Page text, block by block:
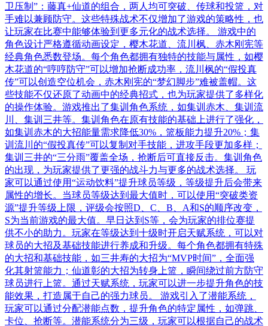
卫压制”：藤真+仙道的组合，两人均可突破、传球和投篮，对
手难以兼顾防守。这些特殊战术不仅增加了游戏的策略性，也
让玩家在比赛中能够体验到更多元化的战术选择。 游戏中的
角色设计严格遵循动画设定，樱木花道、流川枫、赤木刚宪等
经典角色悉数登场。每个角色都拥有独特的技能与属性，如樱
木花道的“哼哼防守”可以增加抢断成功率，流川枫的“假投真
传”可以创造空位机会，赤木刚宪的“梦幻脚步”难被盖帽。这
些技能不仅还原了动画中的经典招式，也为玩家提供了多样化
的操作体验。游戏推出了集训角色系统，如集训赤木、集训流
川、集训三井等。集训角色在原有技能的基础上进行了强化，
如集训赤木的大招能量需求降低30%，篮板能力提升20%；集
训流川的“假投真传”可以复制对手技能，进攻手段更加多样；
集训三井的“三分雨”覆盖全场，抢断后可直接反击。集训角色
的出现，为玩家提供了更强的战斗力与更多的战术选择。 玩
家可以通过使用“运动饮料”提升球员等级，等级提升后会带来
属性的增长。当球员等级达到最大值时，可以使用“突破类资
源”提升等级上限，评级会按照D、C、B、A和S的顺序改变，
S为当前游戏的最大值。早日达到S等，会为玩家的排位赛提
供不小的助力。玩家在等级达到十级时开启天赋系统，可以对
球员的大招及基础技能进行养成和升级。每个角色都拥有特殊
的大招和基础技能，如三井寿的大招为“MVP时间”，全面强
化其射篮能力；仙道彰的大招为转身上篮，瞬间绕过前方防守
球员进行上篮。通过天赋系统，玩家可以进一步提升角色的技
能效果，打造属于自己的强力球员。 游戏引入了潜能系统，
玩家可以通过分配潜能点数，提升角色的特定属性，如弹跳、
卡位、抢断等。潜能系统分为三级，玩家可以根据自己的战术